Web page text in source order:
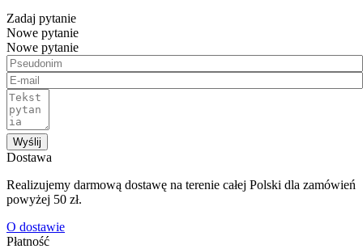
Zadaj pytanie
Nowe pytanie
Nowe pytanie
Wyślij
Dostawa
Realizujemy darmową dostawę na terenie całej Polski dla zamówień
powyżej 50 zł.
O dostawie
Płatność